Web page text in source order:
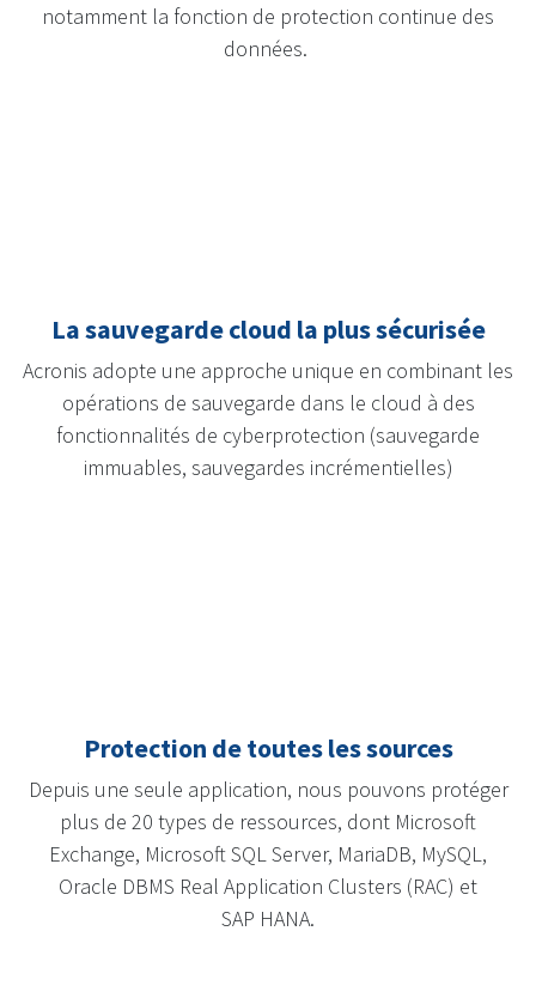
notamment la fonction de protection continue des
données.
La sauvegarde cloud la plus sécurisée
Acronis adopte une approche unique en combinant les
opérations de sauvegarde dans le cloud à des
fonctionnalités de cyberprotection (sauvegarde
immuables, sauvegardes incrémentielles)
Protection de toutes les sources
Depuis une seule application, nous pouvons protéger
plus de 20 types de ressources, dont Microsoft
Exchange, Microsoft SQL Server, MariaDB, MySQL,
Oracle DBMS Real Application Clusters (RAC) et
SAP HANA.